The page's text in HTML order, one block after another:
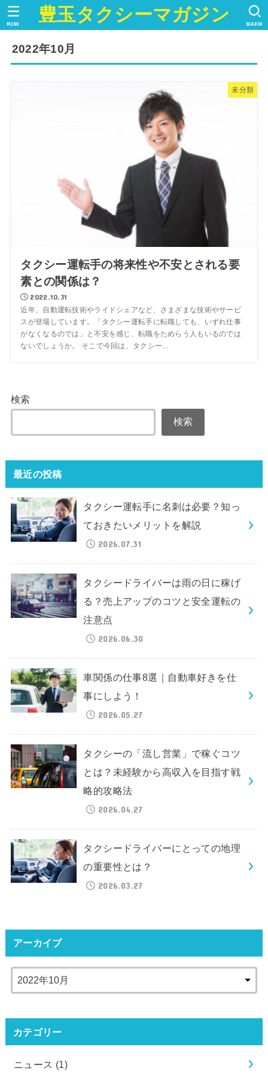
豊玉タクシーマガジン SEARCH
MENU
2022年10月
未分類
タクシー運転手の将来性や不安とされる要
素との関係は？
2022.10.31
近年、自動運転技術やライドシェアなど、さまざまな技術やサービ
スが登場しています。「タクシー運転手に転職しても、いずれ仕事
がなくなるのでは」と不安を感じ、転職をためらう人もいるのでは
ないでしょうか。 そこで今回は、タクシー...
検索
検索
最近の投稿
タクシー運転手に名刺は必要？知っ
ておきたいメリットを解説
2026.07.31
タクシードライバーは雨の日に稼げ
る？売上アップのコツと安全運転の
注意点
2026.06.30
車関係の仕事8選｜自動車好きを仕
事にしよう！
2026.05.27
タクシーの「流し営業」で稼ぐコツ
とは？未経験から高収入を目指す戦
略的攻略法
2026.04.27
タクシードライバーにとっての地理
の重要性とは？
2026.03.27
アーカイブ
カテゴリー
ニュース (1)